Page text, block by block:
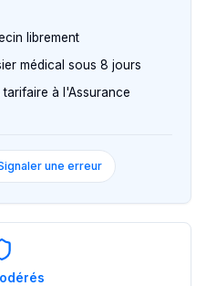
librement
médical sous 8 jours
à l'Assurance
une erreur